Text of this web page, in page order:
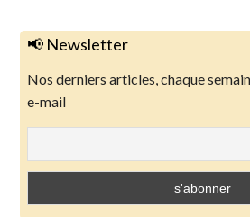
📢 Newsletter
Nos derniers articles, chaque
e-mail